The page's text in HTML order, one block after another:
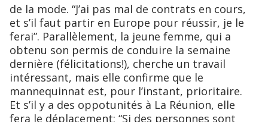
de la mode. “J’ai pas mal de contrats en cours,
et s’il faut partir en Europe pour réussir, je le
ferai”. Parallèlement, la jeune femme, qui a
obtenu son permis de conduire la semaine
dernière (félicitations!), cherche un travail
intéressant, mais elle confirme que le
mannequinnat est, pour l’instant, prioritaire.
Et s’il y a des oppotunités à La Réunion, elle
fera le déplacement: “Si des personnes sont